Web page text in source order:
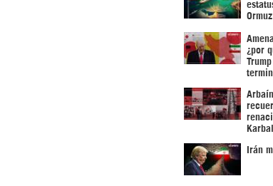
Ormuz
¿por
Irán